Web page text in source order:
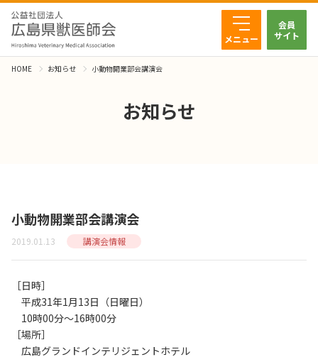
メニュー
会員
サイト
HOME お知らせ 小動物開業部会講演会
お知らせ
小動物開業部会講演会
2019.01.13 講演会情報
［日時］
平成31年1月13日（日曜日）
10時00分～16時00分
［場所］
広島グランドインテリジェントホテル